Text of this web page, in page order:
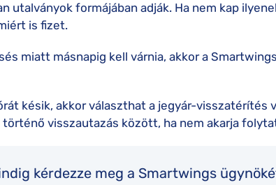
utalványok formájában adják. Ha nem kap
is fizet.
miatt másnapig kell várnia, akkor a
késik, akkor választhat a jegyár-
visszautazás között, ha nem akarja
kérdezze meg a Smartwings